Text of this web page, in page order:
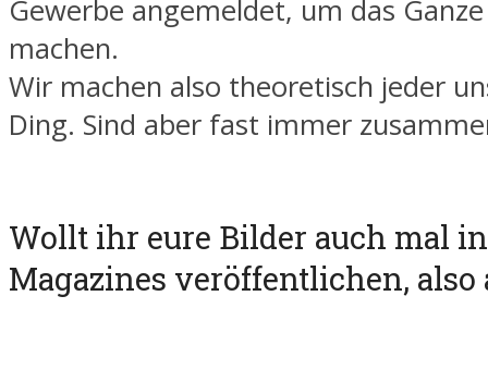
Gewerbe angemeldet, um das
machen.
Wir machen also theoretisch jeder
Ding. Sind aber fast immer
Wollt ihr eure Bilder auch mal
Magazines veröffentlichen, also